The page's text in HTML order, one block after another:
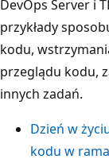
DevOps Server i
przykłady
kodu,
przeglądu kodu,
innych zadań.
Dzień w
kodu w